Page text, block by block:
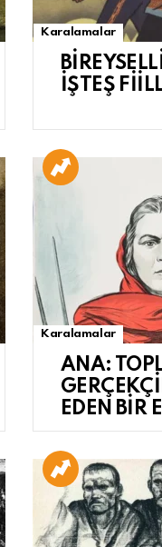
Karalamalar
İŞTEŞ
Karalamalar
ANA:
EDEN BİR